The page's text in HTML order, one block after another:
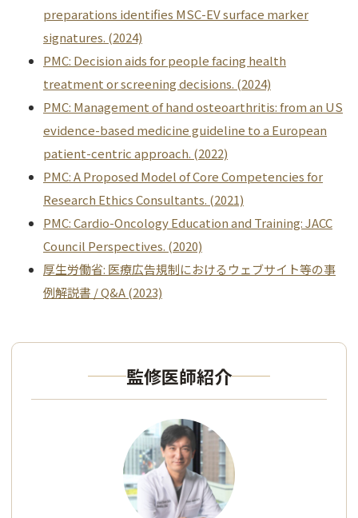
preparations identifies MSC-EV surface marker
signatures. (2024)
PMC: Decision aids for people facing health
treatment or screening decisions. (2024)
PMC: Management of hand osteoarthritis: from an US
evidence-based medicine guideline to a European
patient-centric approach. (2022)
PMC: A Proposed Model of Core Competencies for
Research Ethics Consultants. (2021)
PMC: Cardio-Oncology Education and Training: JACC
Council Perspectives. (2020)
厚生労働省: 医療広告規制におけるウェブサイト等の事
例解説書 / Q&A (2023)
監修医師紹介